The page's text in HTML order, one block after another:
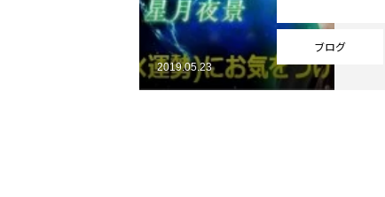
Online Store
ブログ
2019.05.23